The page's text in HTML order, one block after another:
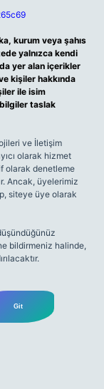
kurum veya şahıs
yalnızca kendi
yer alan içerikler
kişiler hakkında
ile isim
taslak
ve İletişim
olarak hizmet
olarak denetleme
Ancak, üyelerimiz
siteye üye olarak
bildirmeniz halinde,